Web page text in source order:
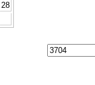
28